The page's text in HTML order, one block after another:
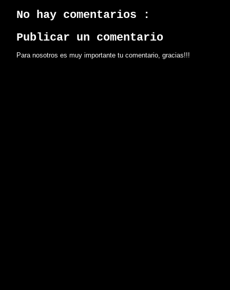
No hay comentarios :
Publicar un comentario
Para nosotros es muy importante tu comentario, gracias!!!